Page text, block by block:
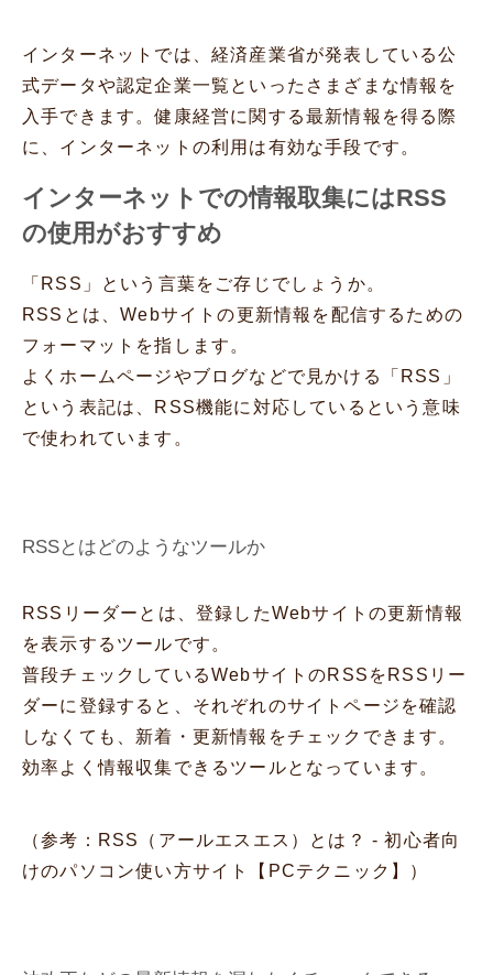
インターネットでは、経済産業省が発表している公
式データや認定企業一覧といったさまざまな情報を
入手できます。健康経営に関する最新情報を得る際
に、インターネットの利用は有効な手段です。
インターネットでの情報取集にはRSS
の使用がおすすめ
「RSS」という言葉をご存じでしょうか。
RSSとは、Webサイトの更新情報を配信するための
フォーマットを指します。
よくホームページやブログなどで見かける「RSS」
という表記は、RSS機能に対応しているという意味
で使われています。
RSSとはどのようなツールか
RSSリーダーとは、登録したWebサイトの更新情報
を表示するツールです。
普段チェックしているWebサイトのRSSをRSSリー
ダーに登録すると、それぞれのサイトページを確認
しなくても、新着・更新情報をチェックできます。
効率よく情報収集できるツールとなっています。
（参考： RSS（アールエスエス）とは？ - 初心者向
けのパソコン使い方サイト【PCテクニック】
）